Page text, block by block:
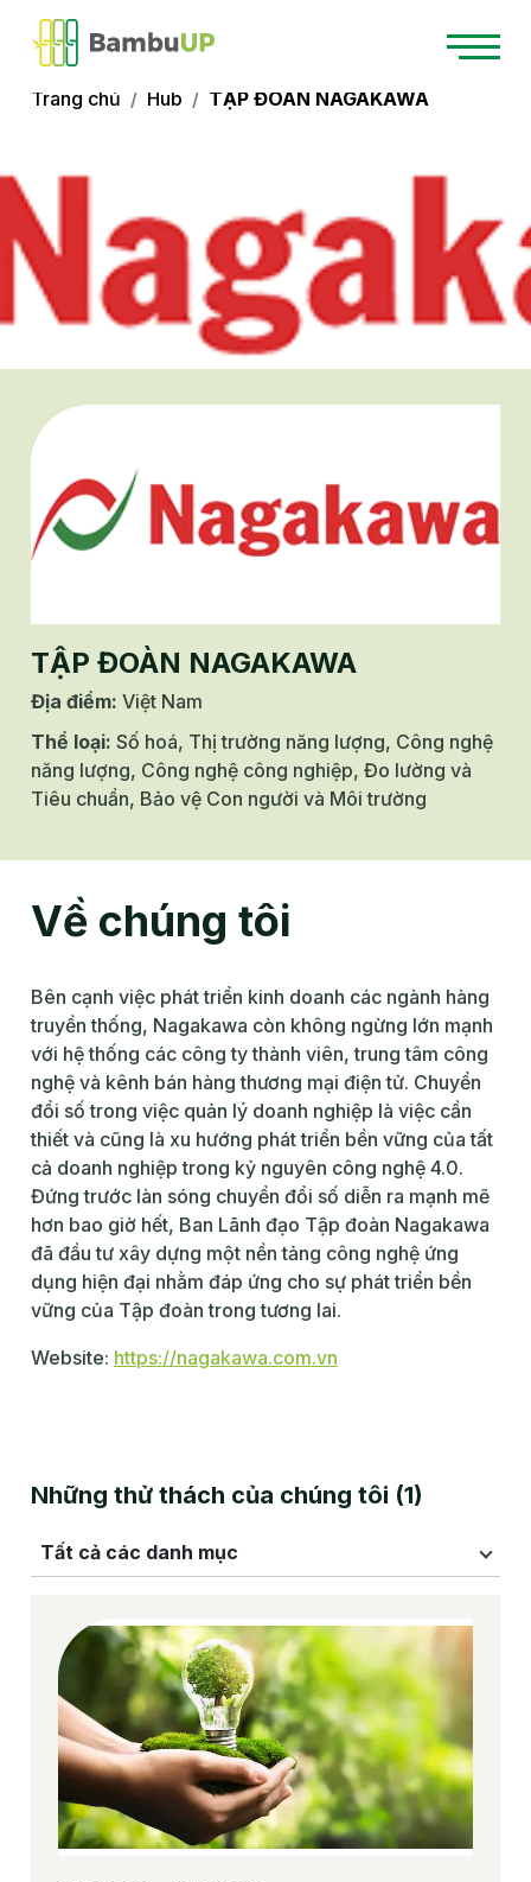
Trang chủ Hub TẬP ĐOÀN NAGAKAWA
TẬP ĐOÀN NAGAKAWA
Địa điểm: Việt Nam
Thể loại: Số hoá, Thị trường năng lượng, Công nghệ
năng lượng, Công nghệ công nghiệp, Đo lường và
Tiêu chuẩn, Bảo vệ Con người và Môi trường
Về chúng tôi
Bên cạnh việc phát triển kinh doanh các ngành hàng
truyền thống, Nagakawa còn không ngừng lớn mạnh
với hệ thống các công ty thành viên, trung tâm công
nghệ và kênh bán hàng thương mại điện tử. Chuyển
đổi số trong việc quản lý doanh nghiệp là việc cần
thiết và cũng là xu hướng phát triển bền vững của tất
cả doanh nghiệp trong kỷ nguyên công nghệ 4.0.
Đứng trước làn sóng chuyển đổi số diễn ra mạnh mẽ
hơn bao giờ hết, Ban Lãnh đạo Tập đoàn Nagakawa
đã đầu tư xây dựng một nền tảng công nghệ ứng
dụng hiện đại nhằm đáp ứng cho sự phát triển bền
vững của Tập đoàn trong tương lai.
Website: https://nagakawa.com.vn
Những thử thách của chúng tôi (1)
Tất cả các danh mục